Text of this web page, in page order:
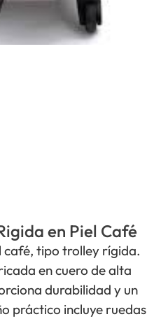
en Piel Café
café, tipo trolley rígida.
en cuero de alta
durabilidad y un
práctico incluye ruedas